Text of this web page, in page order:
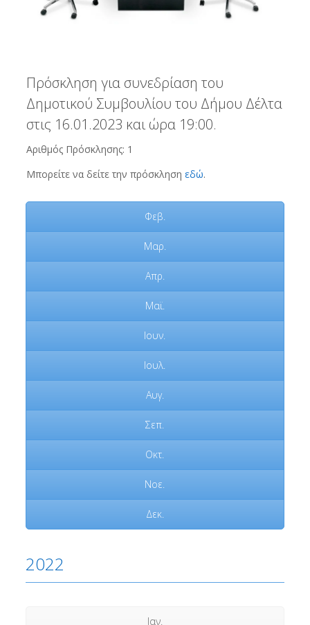
Πρόσκληση για συνεδρίαση του
Δημοτικού Συμβουλίου του Δήμου Δέλτα
στις 16.01.2023 και ώρα 19:00.
Αριθμός Πρόσκλησης: 1
Μπορείτε να δείτε την πρόσκληση εδώ.
Φεβ.
Μαρ.
Απρ.
Μαϊ.
Ιουν.
Ιουλ.
Αυγ.
Σεπ.
Οκτ.
Νοε.
Δεκ.
2022
Ιαν.